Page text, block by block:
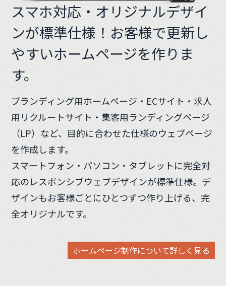
スマホ対応・オリジナルデザイ
ンが標準仕様！ お客様で更新し
やすいホームページを作りま
す。
ブランディング用ホームページ・ECサイト・求人
用リクルートサイト・集客用ランディングページ
（LP）など、目的に合わせた仕様のウェブページ
を作成します。
スマートフォン・パソコン・タブレットに完全対
応のレスポンシブウェブデザインが標準仕様。デ
ザインもお客様ごとにひとつずつ作り上げる、完
全オリジナルです。
ホームページ制作について詳しく見る